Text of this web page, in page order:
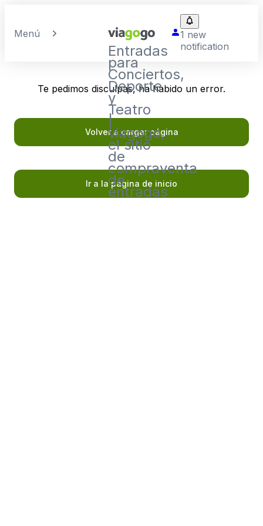
Menú
Entradas
para
Conciertos,
Deporte
y
Teatro
|
viagogo,
el sitio
de
compraventa
de
entradas
1 new
notification
Te pedimos disculpas, ha habido un error.
Volver a cargar página
Ir a la página de inicio